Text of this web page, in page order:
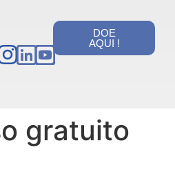
DOE
AQUI !
gratuito